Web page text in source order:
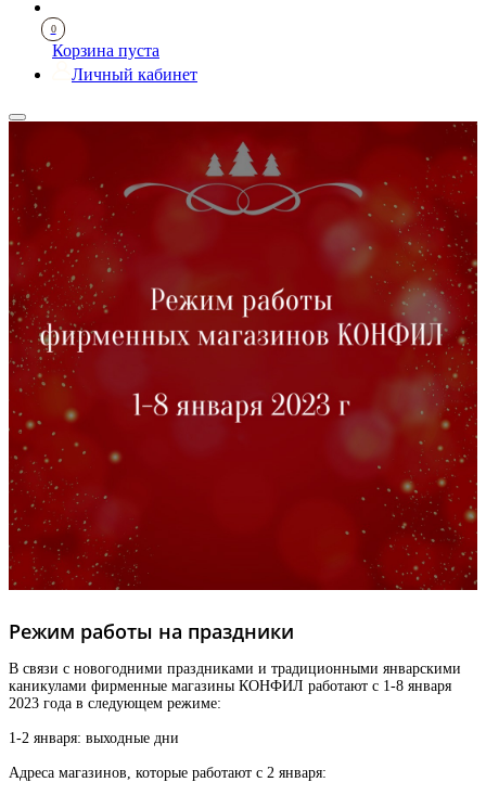
0
Корзина пуста
Личный кабинет
Режим работы на праздники
В связи с новогодними праздниками и традиционными январскими
каникулами фирменные магазины КОНФИЛ работают с 1-8 января
2023 года в следующем режиме:
1-2 января: выходные дни
Адреса магазинов, которые работают с 2 января: